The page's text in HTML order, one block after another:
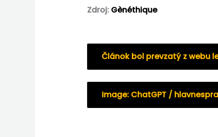
Zdroj: Gènéthique
Článok bol prevzatý z webu
Image: ChatGPT /